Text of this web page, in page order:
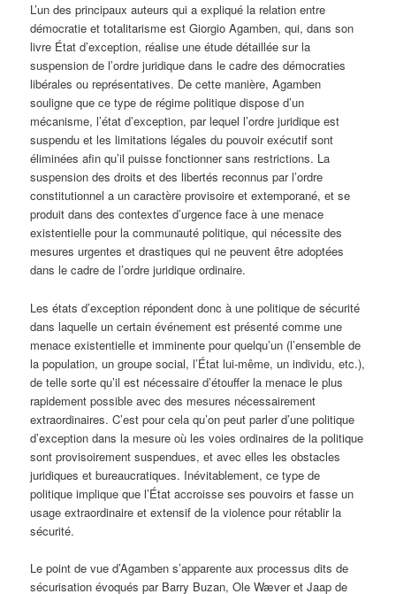
L’un des principaux auteurs qui a expliqué la relation entre
démocratie et totalitarisme est Giorgio Agamben, qui, dans son
livre État d’exception, réalise une étude détaillée sur la
suspension de l’ordre juridique dans le cadre des démocraties
libérales ou représentatives. De cette manière, Agamben
souligne que ce type de régime politique dispose d’un
mécanisme, l’état d’exception, par lequel l’ordre juridique est
suspendu et les limitations légales du pouvoir exécutif sont
éliminées afin qu’il puisse fonctionner sans restrictions. La
suspension des droits et des libertés reconnus par l’ordre
constitutionnel a un caractère provisoire et extemporané, et se
produit dans des contextes d’urgence face à une menace
existentielle pour la communauté politique, qui nécessite des
mesures urgentes et drastiques qui ne peuvent être adoptées
dans le cadre de l’ordre juridique ordinaire.
Les états d’exception répondent donc à une politique de sécurité
dans laquelle un certain événement est présenté comme une
menace existentielle et imminente pour quelqu’un (l’ensemble de
la population, un groupe social, l’État lui-même, un individu, etc.),
de telle sorte qu’il est nécessaire d’étouffer la menace le plus
rapidement possible avec des mesures nécessairement
extraordinaires. C’est pour cela qu’on peut parler d’une politique
d’exception dans la mesure où les voies ordinaires de la politique
sont provisoirement suspendues, et avec elles les obstacles
juridiques et bureaucratiques. Inévitablement, ce type de
politique implique que l’État accroisse ses pouvoirs et fasse un
usage extraordinaire et extensif de la violence pour rétablir la
sécurité.
Le point de vue d’Agamben s’apparente aux processus dits de
sécurisation évoqués par Barry Buzan, Ole Wæver et Jaap de